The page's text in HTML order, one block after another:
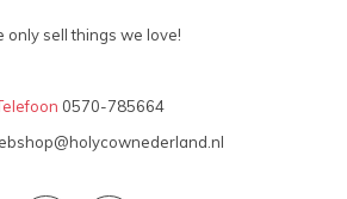
only sell things we love!
0570-785664